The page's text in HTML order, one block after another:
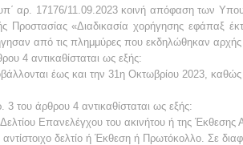
αρ. 17176/11.09.2023 κοινή απόφαση των
Προστασίας «Διαδικασία χορήγησης εφάπαξ
από τις πλημμύρες που εκδηλώθηκαν
4 αντικαθίσταται ως εξής:
έως και την 31η Οκτωβρίου 2023,
του άρθρου 4 αντικαθίσταται ως εξής:
Δελτίου Επανελέγχου του ακινήτου ή της
αντίστοιχο δελτίο ή Έκθεση ή Πρωτόκολλο. Σε